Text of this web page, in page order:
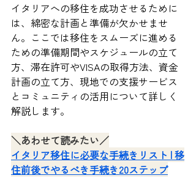
イタリアへの移住を成功させるために
は、綿密な計画と準備が欠かせませ
ん。ここでは移住をスムーズに進める
ための準備期間やスケジュールの立て
方、滞在許可やVISAの取得方法、資金
計画の立て方、現地での支援サービス
とコミュニティの活用について詳しく
解説します。
＼あわせて読みたい／
イタリア移住に必要な手続きリスト | 移
住前後でやるべき手続き20ステップ